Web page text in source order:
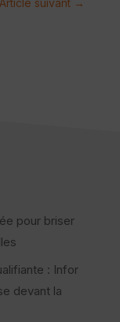
Article suivant →
pour briser
: Infor
devant la